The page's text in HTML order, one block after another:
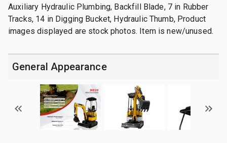
Auxiliary Hydraulic Plumbing, Backfill Blade, 7 in Rubber
Tracks, 14 in Digging Bucket, Hydraulic Thumb, Product
images displayed are stock photos. Item is new/unused.
General Appearance